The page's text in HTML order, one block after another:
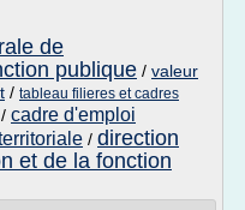
de
publique / valeur
/ tableau filieres et cadres
/ cadre d'emploi
/ direction
et de la fonction